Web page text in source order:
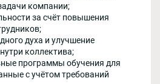
компании;
за счёт повышения
духа и улучшение
коллектива;
программы обучения для
с учётом требований